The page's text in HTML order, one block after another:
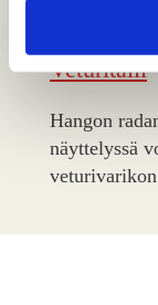
Veturitalli
Hangon
näyttelyssä